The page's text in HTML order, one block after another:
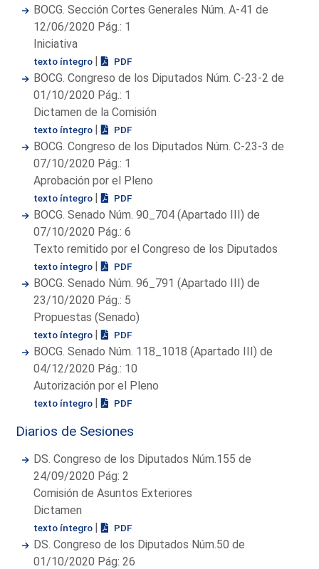
BOCG. Sección Cortes Generales Núm. A-41 de
12/06/2020 Pág.: 1
Iniciativa
texto íntegro | PDF
BOCG. Congreso de los Diputados Núm. C-23-2 de
01/10/2020 Pág.: 1
Dictamen de la Comisión
texto íntegro | PDF
BOCG. Congreso de los Diputados Núm. C-23-3 de
07/10/2020 Pág.: 1
Aprobación por el Pleno
texto íntegro | PDF
BOCG. Senado Núm. 90_704 (Apartado III) de
07/10/2020 Pág.: 6
Texto remitido por el Congreso de los Diputados
texto íntegro | PDF
BOCG. Senado Núm. 96_791 (Apartado III) de
23/10/2020 Pág.: 5
Propuestas (Senado)
texto íntegro | PDF
BOCG. Senado Núm. 118_1018 (Apartado III) de
04/12/2020 Pág.: 10
Autorización por el Pleno
texto íntegro | PDF
Diarios de Sesiones
DS. Congreso de los Diputados Núm.155 de
24/09/2020 Pág: 2
Comisión de Asuntos Exteriores
Dictamen
texto íntegro | PDF
DS. Congreso de los Diputados Núm.50 de
01/10/2020 Pág: 26